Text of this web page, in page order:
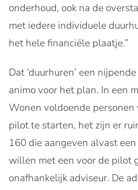
onderhoud, ook na de
met iedere individuele
het hele financiële plaatje.”
Dat ‘duurhuren’ een
animo voor het plan. In een
Wonen voldoende personen
pilot te starten, het zijn er
160 die aangeven alvast
willen met een voor de pilot
onafhankelijk adviseur. De